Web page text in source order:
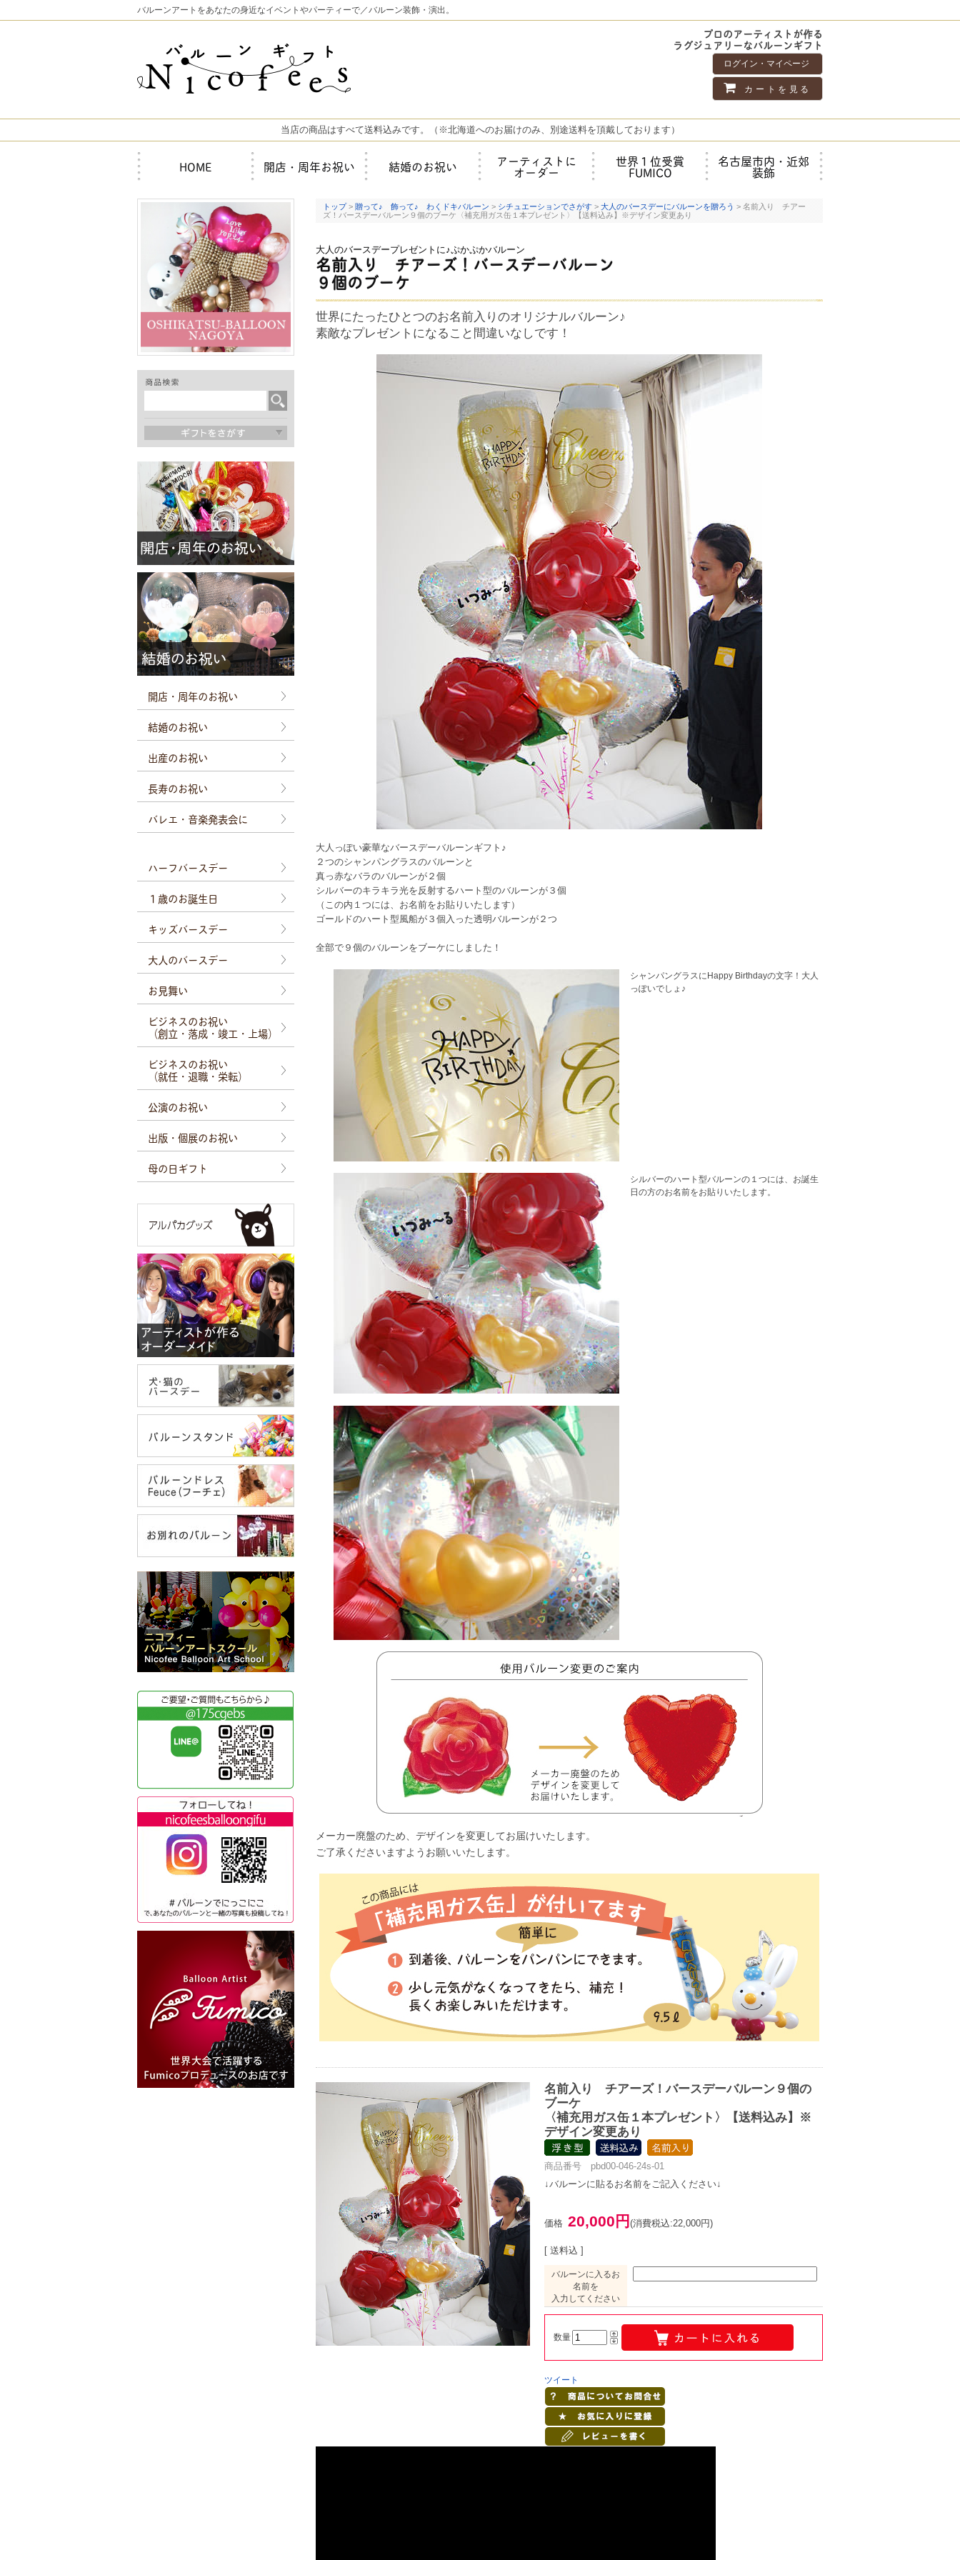
バルーンアートをあなたの身近なイベントやパーティーで／バルーン装飾・演出。
プロのアーティストが作る
ラグジュアリーなバルーンギフト
ログイン・マイページ
カートを見る
当店の商品はすべて送料込みです。（※北海道へのお届けのみ、別途送料を頂戴しております）
HOME 開店・周年お祝い 結婚のお祝い アーティストに
オーダー
世界１位受賞
FUMICO
名古屋市内・近郊
装飾
開店・周年のお祝い
結婚のお祝い
出産のお祝い
長寿のお祝い
バレエ・音楽発表会に
ハーフバースデー
１歳のお誕生日
キッズバースデー
大人のバースデー
お見舞い
ビジネスのお祝い
（創立・落成・竣工・上場）
ビジネスのお祝い
（就任・退職・栄転）
公演のお祝い
出版・個展のお祝い
母の日ギフト
トップ> 贈って♪ 飾って♪ わくドキバルーン > シチュエーションでさがす > 大人のバースデーにバルーンを贈ろう > 名前入り チアー
ズ！バースデーバルーン９個のブーケ〈補充用ガス缶１本プレゼント〉【送料込み】※デザイン変更あり
大人のバースデープレゼントに♪ぷかぷかバルーン
名前入り チアーズ！バースデーバルーン
９個のブーケ
世界にたったひとつのお名前入りのオリジナルバルーン♪
素敵なプレゼントになること間違いなしです！
大人っぽい豪華なバースデーバルーンギフト♪
２つのシャンパングラスのバルーンと
真っ赤なバラのバルーンが２個
シルバーのキラキラ光を反射するハート型のバルーンが３個
（この内１つには、お名前をお貼りいたします）
ゴールドのハート型風船が３個入った透明バルーンが２つ
全部で９個のバルーンをブーケにしました！
シャンパングラスにHappy Birthdayの文字！大人
っぽいでしょ♪
シルバーのハート型バルーンの１つには、お誕生
日の方のお名前をお貼りいたします。
メーカー廃盤のため、デザインを変更してお届けいたします。
ご了承くださいますようお願いいたします。
名前入り チアーズ！バースデーバルーン９個の
ブーケ
〈補充用ガス缶１本プレゼント〉【送料込み】※
デザイン変更あり
商品番号 pbd00-046-24s-01
↓バルーンに貼るお名前をご記入ください↓
価格 20,000円 (消費税込:22,000円)
[ 送料込 ]
バルーンに入るお
名前を
入力してください
数量
ツイート